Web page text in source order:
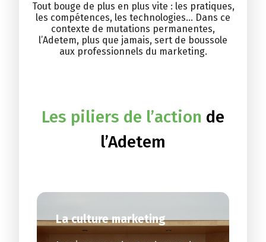
Tout bouge de plus en plus vite : les pratiques,
les compétences, les technologies… Dans ce
contexte de mutations permanentes,
l’Adetem, plus que jamais, sert de boussole
aux professionnels du marketing.
Les piliers de l’action de
l’Adetem
La culture marketing